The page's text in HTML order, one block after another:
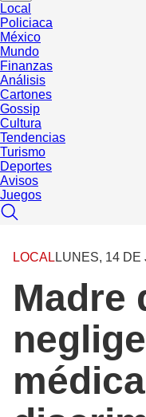
Local
Policiaca
México
Mundo
Finanzas
Análisis
Cartones
Gossip
Cultura
Tendencias
Turismo
Deportes
Avisos
Juegos
LOCAL LUNES, 14 DE
Madre